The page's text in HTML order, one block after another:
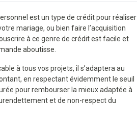
est un type de crédit pour réaliser
mariage, ou bien faire l’acquisition
à ce genre de crédit est facile et
aboutisse.
à tous vos projets, il s’adaptera au
en respectant évidemment le seuil
pour rembourser la mieux adaptée à
et de non-respect du